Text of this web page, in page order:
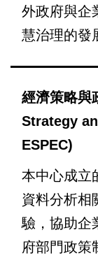
外政府與企
慧治理的發
經濟策略與
Strategy
ESPEC)
本中心成立
資料分析相
驗，協助企
府部門政策